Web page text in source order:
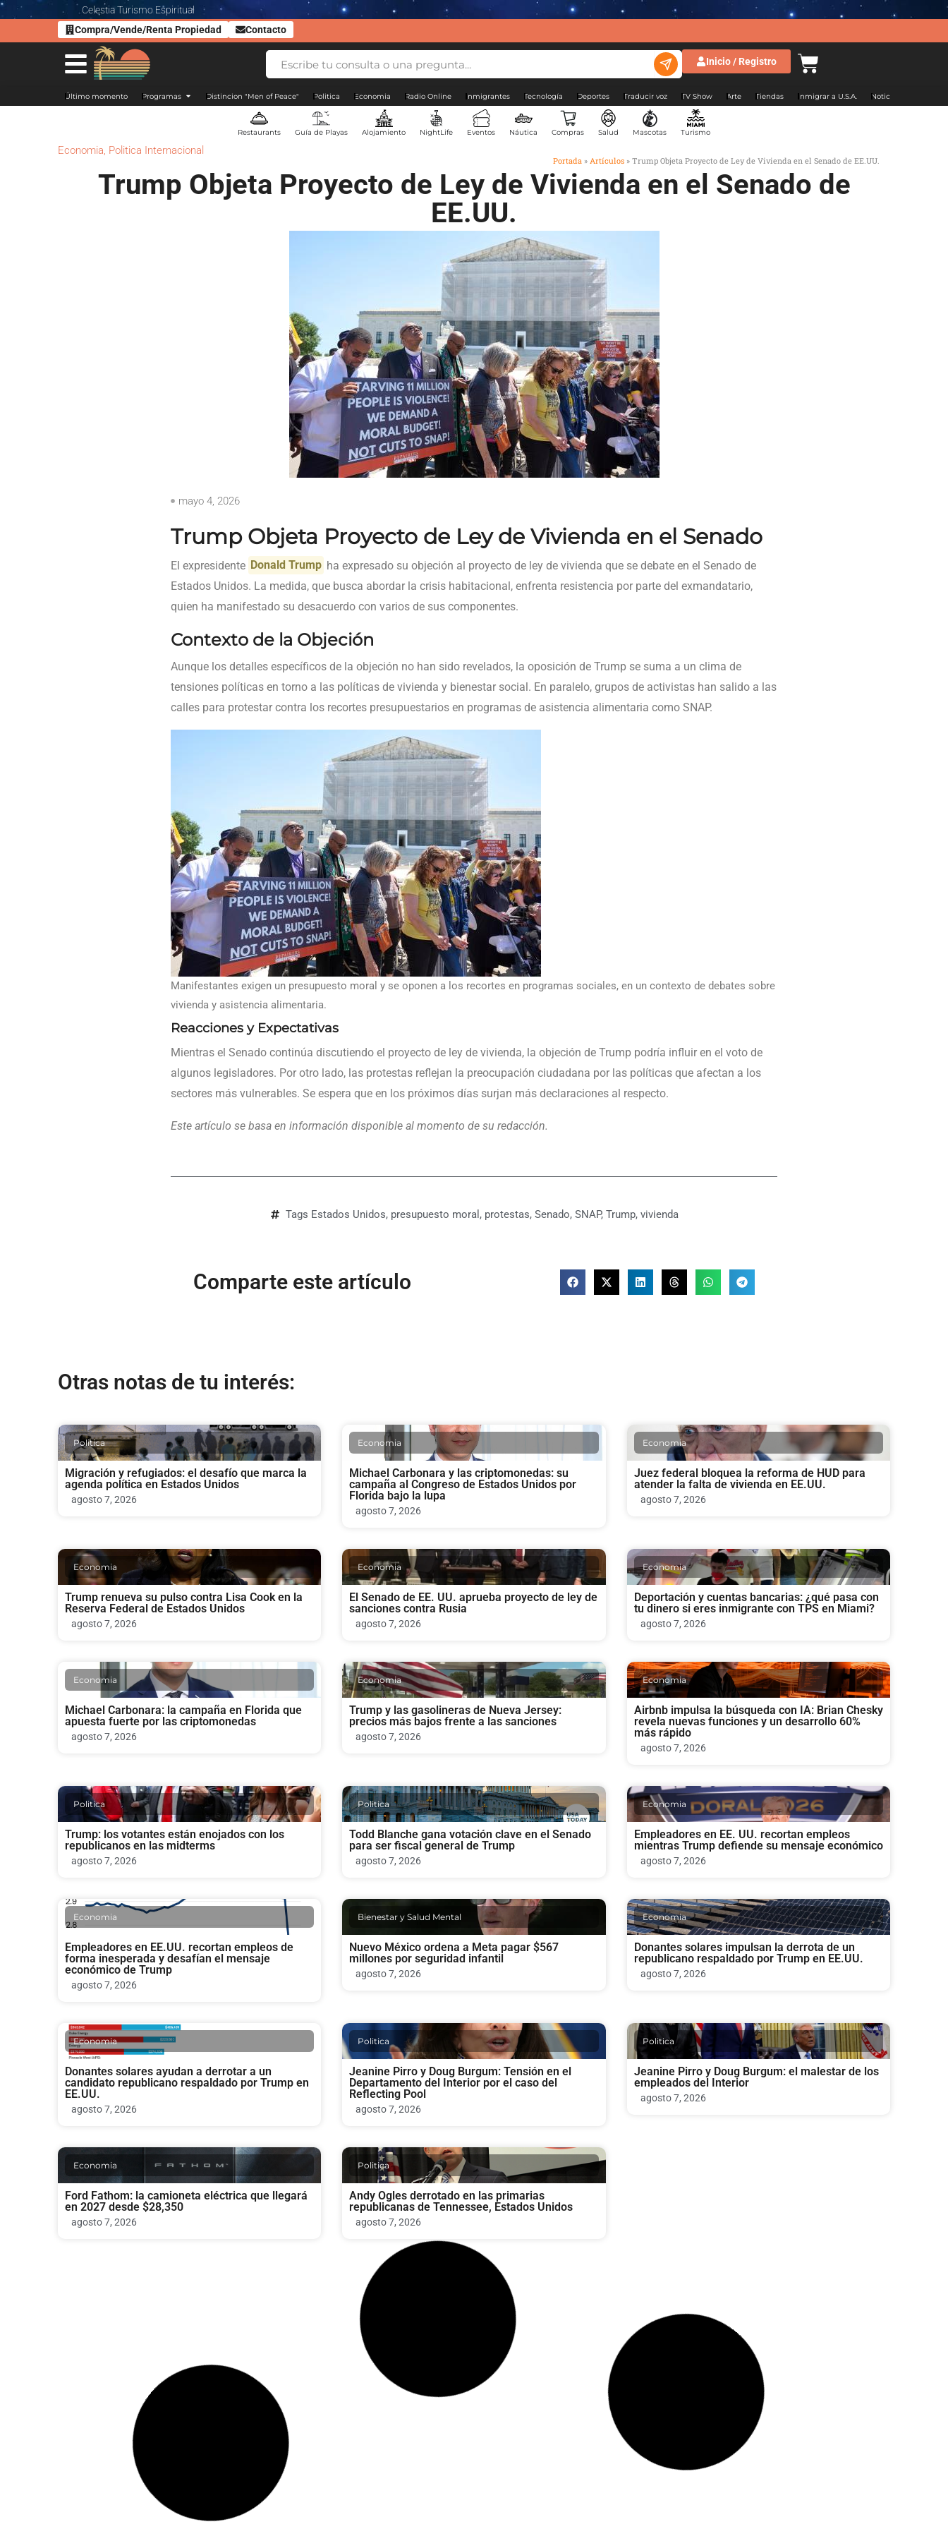
Celestia Turismo Espiritual
Compra/Vende/Renta Propiedad
Contacto
Inicio / Registro
Último momento Programas Distincion "Men of Peace" Politica Economia Radio Online Inmigrantes Tecnología Deportes Traducir voz TV Show Arte Tiendas Inmigrar a U.S.A. Noticias Argentina
Restaurants Guía de Playas Alojamiento NightLife Eventos Náutica Compras Salud Mascotas Turismo
Economia, Politica Internacional
Portada » Artículos » Trump Objeta Proyecto de Ley de Vivienda en el Senado de EE.UU.
Trump Objeta Proyecto de Ley de Vivienda en el Senado de
EE.UU.
mayo 4, 2026
Trump Objeta Proyecto de Ley de Vivienda en el Senado
El expresidente Donald Trump ha expresado su objeción al proyecto de ley de vivienda que se debate en el Senado de
Estados Unidos. La medida, que busca abordar la crisis habitacional, enfrenta resistencia por parte del exmandatario,
quien ha manifestado su desacuerdo con varios de sus componentes.
Contexto de la Objeción
Aunque los detalles específicos de la objeción no han sido revelados, la oposición de Trump se suma a un clima de
tensiones políticas en torno a las políticas de vivienda y bienestar social. En paralelo, grupos de activistas han salido a las
calles para protestar contra los recortes presupuestarios en programas de asistencia alimentaria como SNAP.
Manifestantes exigen un presupuesto moral y se oponen a los recortes en programas sociales, en un contexto de debates sobre
vivienda y asistencia alimentaria.
Reacciones y Expectativas
Mientras el Senado continúa discutiendo el proyecto de ley de vivienda, la objeción de Trump podría influir en el voto de
algunos legisladores. Por otro lado, las protestas reflejan la preocupación ciudadana por las políticas que afectan a los
sectores más vulnerables. Se espera que en los próximos días surjan más declaraciones al respecto.
Este artículo se basa en información disponible al momento de su redacción.
Tags Estados Unidos, presupuesto moral , protestas, Senado, SNAP, Trump, vivienda
Comparte este artículo
Otras notas de tu interés:
Politica
Migración y refugiados: el desafío que marca la
agenda política en Estados Unidos
agosto 7, 2026
Economia
Michael Carbonara y las criptomonedas: su
campaña al Congreso de Estados Unidos por
Florida bajo la lupa
agosto 7, 2026
Economia
Juez federal bloquea la reforma de HUD para
atender la falta de vivienda en EE.UU.
agosto 7, 2026
Economia
Trump renueva su pulso contra Lisa Cook en la
Reserva Federal de Estados Unidos
agosto 7, 2026
Economia
El Senado de EE. UU. aprueba proyecto de ley de
sanciones contra Rusia
agosto 7, 2026
Economia
Deportación y cuentas bancarias: ¿qué pasa con
tu dinero si eres inmigrante con TPS en Miami?
agosto 7, 2026
Economia
Michael Carbonara: la campaña en Florida que
apuesta fuerte por las criptomonedas
agosto 7, 2026
Economia
Trump y las gasolineras de Nueva Jersey:
precios más bajos frente a las sanciones
agosto 7, 2026
Economia
Airbnb impulsa la búsqueda con IA: Brian Chesky
revela nuevas funciones y un desarrollo 60%
más rápido
agosto 7, 2026
Politica
Trump: los votantes están enojados con los
republicanos en las midterms
agosto 7, 2026
Politica
Todd Blanche gana votación clave en el Senado
para ser fiscal general de Trump
agosto 7, 2026
Economia
Empleadores en EE. UU. recortan empleos
mientras Trump defiende su mensaje económico
agosto 7, 2026
Economia
Empleadores en EE.UU. recortan empleos de
forma inesperada y desafían el mensaje
económico de Trump
agosto 7, 2026
Bienestar y Salud Mental
Nuevo México ordena a Meta pagar $567
millones por seguridad infantil
agosto 7, 2026
Economia
Donantes solares impulsan la derrota de un
republicano respaldado por Trump en EE.UU.
agosto 7, 2026
Economia
Donantes solares ayudan a derrotar a un
candidato republicano respaldado por Trump en
EE.UU.
agosto 7, 2026
Politica
Jeanine Pirro y Doug Burgum: Tensión en el
Departamento del Interior por el caso del
Reflecting Pool
agosto 7, 2026
Politica
Jeanine Pirro y Doug Burgum: el malestar de los
empleados del Interior
agosto 7, 2026
Economia
Ford Fathom: la camioneta eléctrica que llegará
en 2027 desde $28,350
agosto 7, 2026
Politica
Andy Ogles derrotado en las primarias
republicanas de Tennessee, Estados Unidos
agosto 7, 2026
Economia
Republicanos y Casa Blanca: Irán, la gasolina y
los votantes de EE.UU.
agosto 6, 2026
OpenAI prepara un altavoz inteligente con forma
de dona diseñado por Jony Ive
Para Inmigrantes
Trump firma nuevas órdenes ejecutivas contra la
ciudadanía por nacimiento tras el revés de la
Corte Suprema
Trump firma nuevas órdenes ejecutivas para
limitar la ciudadanía por nacimiento tras el fallo
del Tribunal Supremo